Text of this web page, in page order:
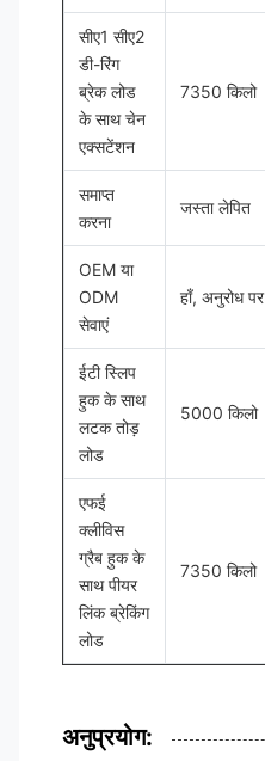
सीए1 सीए2
डी-रिंग
ब्रेक लोड
के साथ चेन
एक्सटेंशन
7350 किलो
समाप्त
करना
जस्ता लेपित
OEM या
ODM
सेवाएं
हाँ, अनुरोध पर
ईटी स्लिप
हुक के साथ
लटक तोड़
लोड
5000 किलो
एफई
क्लीविस
ग्रैब हुक के
साथ पीयर
लिंक ब्रेकिंग
लोड
7350 किलो
अनुप्रयोग: